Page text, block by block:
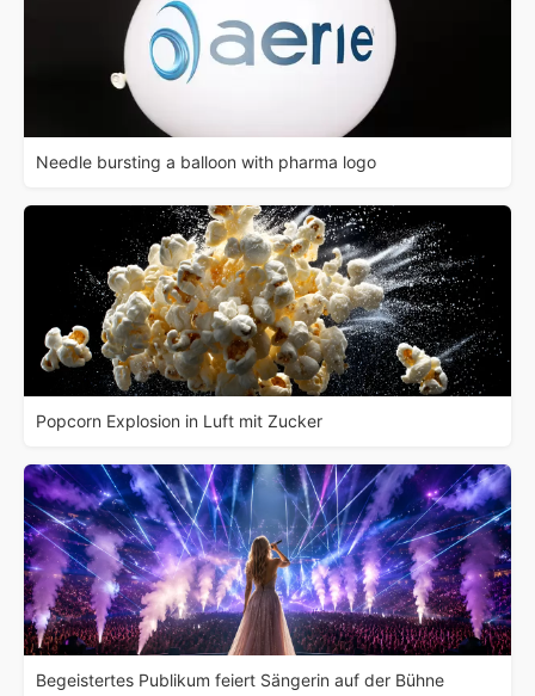
Needle bursting a balloon with pharma logo
Popcorn Explosion in Luft mit Zucker
Begeistertes Publikum feiert Sängerin auf der Bühne